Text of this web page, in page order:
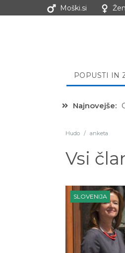
Moški.si
POPUSTI IN
Najnovejše:
Hudo / anketa
Vsi
SLOVENIJA